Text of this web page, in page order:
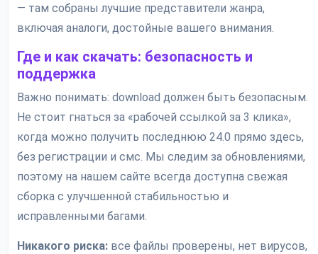
— там собраны лучшие представители жанра,
включая аналоги, достойные вашего внимания.
Где и как скачать: безопасность и
поддержка
Важно понимать: download должен быть безопасным.
Не стоит гнаться за «рабочей ссылкой за 3 клика»,
когда можно получить последнюю 24.0 прямо здесь,
без регистрации и смс. Мы следим за обновлениями,
поэтому на нашем сайте всегда доступна свежая
сборка с улучшенной стабильностью и
исправленными багами.
Никакого риска: все файлы проверены, нет вирусов,